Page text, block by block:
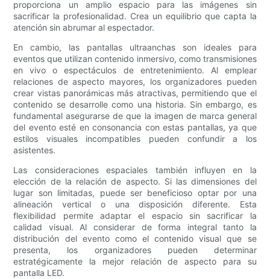
proporciona un amplio espacio para las imágenes sin
sacrificar la profesionalidad. Crea un equilibrio que capta la
atención sin abrumar al espectador.
En cambio, las pantallas ultraanchas son ideales para
eventos que utilizan contenido inmersivo, como transmisiones
en vivo o espectáculos de entretenimiento. Al emplear
relaciones de aspecto mayores, los organizadores pueden
crear vistas panorámicas más atractivas, permitiendo que el
contenido se desarrolle como una historia. Sin embargo, es
fundamental asegurarse de que la imagen de marca general
del evento esté en consonancia con estas pantallas, ya que
estilos visuales incompatibles pueden confundir a los
asistentes.
Las consideraciones espaciales también influyen en la
elección de la relación de aspecto. Si las dimensiones del
lugar son limitadas, puede ser beneficioso optar por una
alineación vertical o una disposición diferente. Esta
flexibilidad permite adaptar el espacio sin sacrificar la
calidad visual. Al considerar de forma integral tanto la
distribución del evento como el contenido visual que se
presenta, los organizadores pueden determinar
estratégicamente la mejor relación de aspecto para su
pantalla LED.